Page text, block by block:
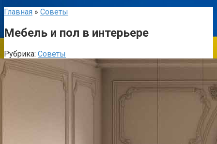
Главная » Советы
Мебель и пол в интерьере
Рубрика: Советы